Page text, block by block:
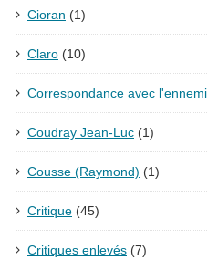
Cioran (1)
Claro (10)
Correspondance avec l'ennemi
Coudray Jean-Luc (1)
Cousse (Raymond) (1)
Critique (45)
Critiques enlevés (7)